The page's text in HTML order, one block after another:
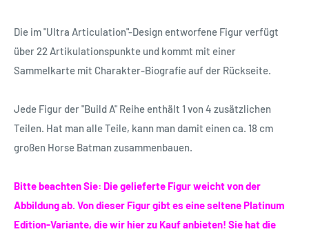
Die im "Ultra Articulation"-Design entworfene Figur verfügt
über 22 Artikulationspunkte und kommt mit einer
Sammelkarte mit Charakter-Biografie auf der Rückseite.
Jede Figur der "Build A" Reihe enthält 1 von 4 zusätzlichen
Teilen. Hat man alle Teile, kann man damit einen ca. 18 cm
großen Horse Batman zusammenbauen.
Bitte beachten Sie: Die gelieferte Figur weicht von der
Abbildung ab. Von dieser Figur gibt es eine seltene Platinum
Edition-Variante, die wir hier zu Kauf anbieten! Sie hat die